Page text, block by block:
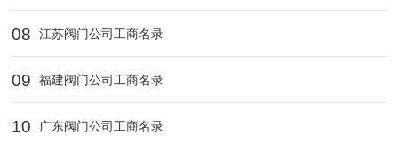
08 江苏阀门公司工商名录
09 福建阀门公司工商名录
10 广东阀门公司工商名录